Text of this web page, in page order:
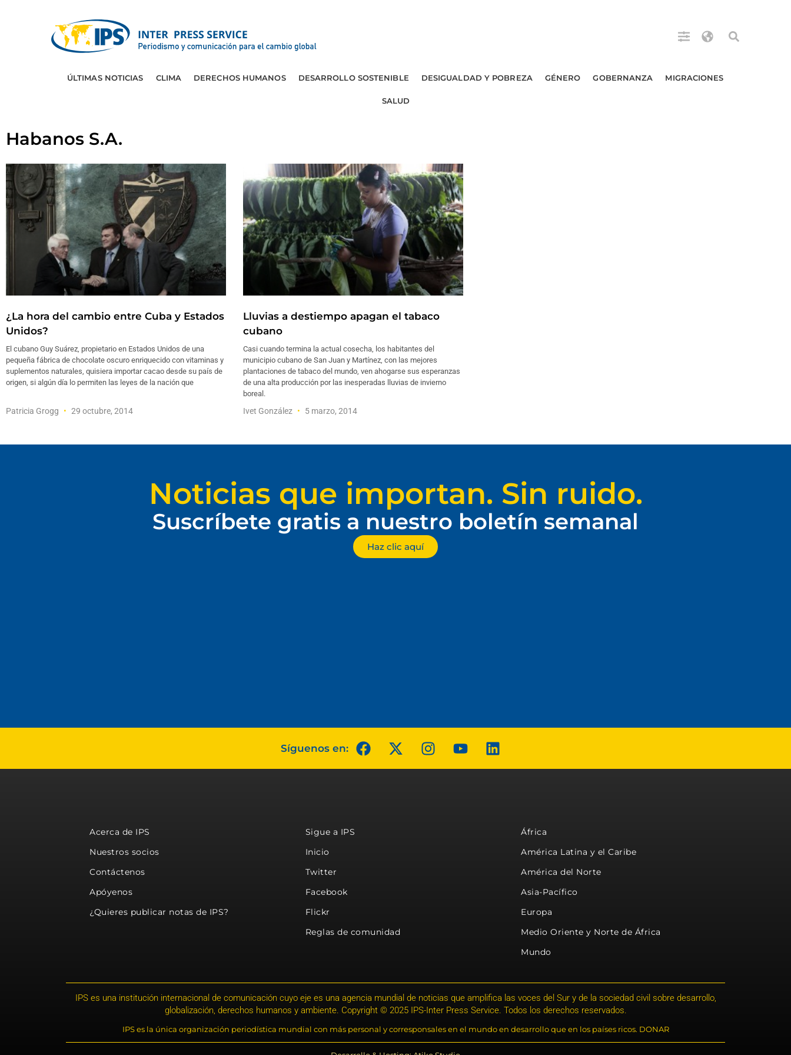
ÚLTIMAS NOTICIAS CLIMA DERECHOS HUMANOS DESARROLLO SOSTENIBLE DESIGUALDAD Y POBREZA GÉNERO GOBERNANZA MIGRACIONES
SALUD
Habanos S.A.
¿La hora del cambio entre Cuba y Estados
Unidos?
El cubano Guy Suárez, propietario en Estados Unidos de una
pequeña fábrica de chocolate oscuro enriquecido con vitaminas y
suplementos naturales, quisiera importar cacao desde su país de
origen, si algún día lo permiten las leyes de la nación que
Patricia Grogg 29 octubre, 2014
Lluvias a destiempo apagan el tabaco
cubano
Casi cuando termina la actual cosecha, los habitantes del
municipio cubano de San Juan y Martínez, con las mejores
plantaciones de tabaco del mundo, ven ahogarse sus esperanzas
de una alta producción por las inesperadas lluvias de invierno
boreal.
Ivet González 5 marzo, 2014
Noticias que importan. Sin ruido.
Suscríbete gratis a nuestro boletín semanal
Haz clic aquí
Síguenos en:
Acerca de IPS
Nuestros socios
Contáctenos
Apóyenos
¿Quieres publicar notas de IPS?
Sigue a IPS
Inicio
Twitter
Facebook
Flickr
Reglas de comunidad
África
América Latina y el Caribe
América del Norte
Asia-Pacífico
Europa
Medio Oriente y Norte de África
Mundo
IPS es una institución internacional de comunicación cuyo eje es una agencia mundial de noticias que amplifica las voces del Sur y de la sociedad civil sobre desarrollo,
globalización, derechos humanos y ambiente. Copyright © 2025 IPS-Inter Press Service. Todos los derechos reservados.
IPS es la única organización periodística mundial con más personal y corresponsales en el mundo en desarrollo que en los países ricos. DONAR